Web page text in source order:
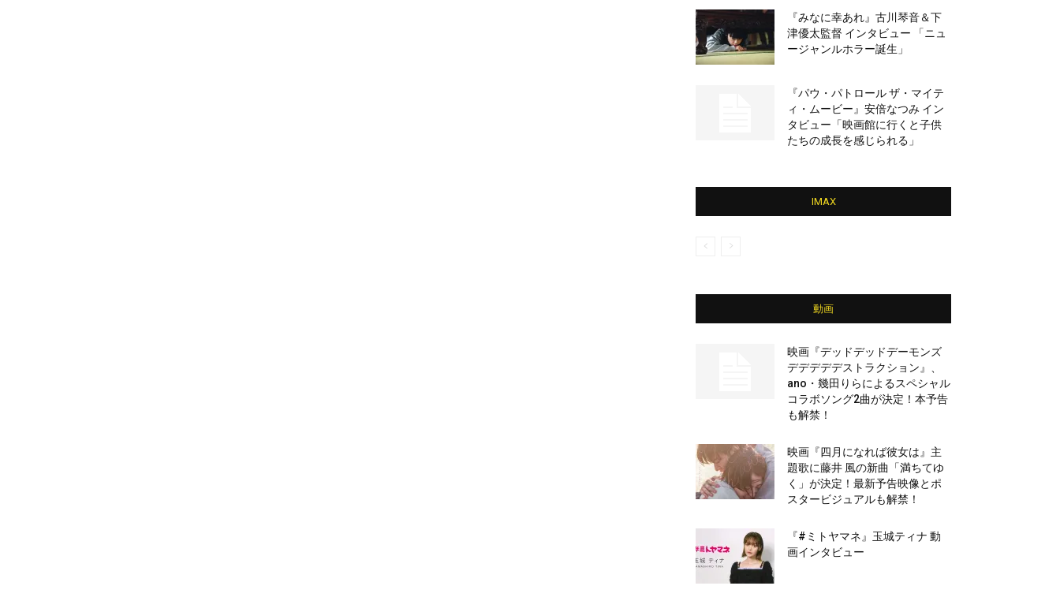
『みなに幸あれ』古川琴音＆下
津優太監督 インタビュー 「ニュ
ージャンルホラー誕生」
『パウ・パトロール ザ・マイテ
ィ・ムービー』安倍なつみ イン
タビュー「映画館に行くと子供
たちの成長を感じられる」
IMAX
動画
映画『デッドデッドデーモンズ
デデデデデストラクション』、
ano・幾田りらによるスペシャル
コラボソング2曲が決定！本予告
も解禁！
映画『四月になれば彼女は』主
題歌に藤井 風の新曲「満ちてゆ
く」が決定！最新予告映像とポ
スタービジュアルも解禁！
『#ミトヤマネ』玉城ティナ 動
画インタビュー